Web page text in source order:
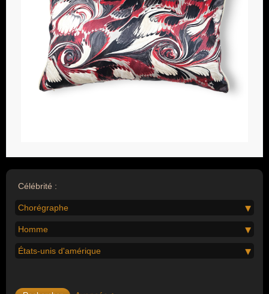
Célébrité :
Chorégraphe
Homme
États-unis d'amérique